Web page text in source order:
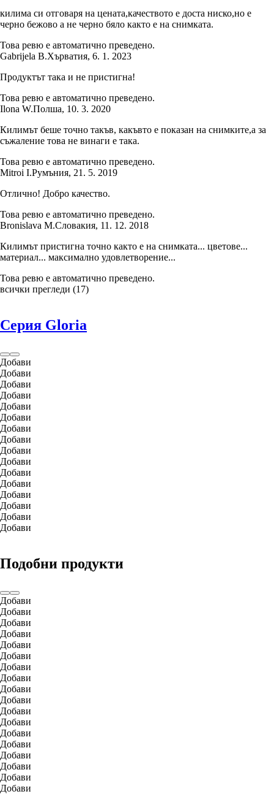
килима си отговаря на цената,качеството е доста ниско,но е
черно бежово а не черно бяло както е на снимката.
Това ревю е автоматично преведено.
Gabrijela B.Хърватия, 6. 1. 2023
Продуктът така и не пристигна!
Това ревю е автоматично преведено.
Ilona W.Полша, 10. 3. 2020
Килимът беше точно такъв, какъвто е показан на снимките,а за
съжаление това не винаги е така.
Това ревю е автоматично преведено.
Mitroi I.Румъния, 21. 5. 2019
Отлично! Добро качество.
Това ревю е автоматично преведено.
Bronislava M.Словакия, 11. 12. 2018
Килимът пристигна точно както е на снимката... цветове...
материал... максимално удовлетворение...
Това ревю е автоматично преведено.
всички прегледи (17)
Серия Gloria
Добави
Добави
Добави
Добави
Добави
Добави
Добави
Добави
Добави
Добави
Добави
Добави
Добави
Добави
Добави
Добави
Подобни продукти
Добави
Добави
Добави
Добави
Добави
Добави
Добави
Добави
Добави
Добави
Добави
Добави
Добави
Добави
Добави
Добави
Добави
Добави